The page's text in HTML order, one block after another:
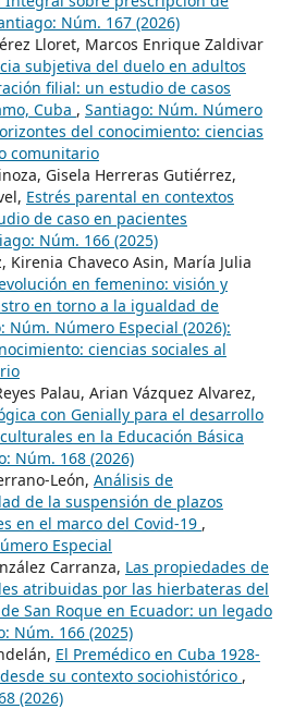
Núm. 167 (2026)
Lloret, Marcos Enrique Zaldivar
subjetiva del duelo en adultos
filial: un estudio de casos
Cuba , Santiago: Núm. Número
del conocimiento: ciencias
comunitario
Gisela Herreras Gutiérrez,
Estrés parental en contextos
de caso en pacientes
Núm. 166 (2025)
Kirenia Chaveco Asin, María Julia
en femenino: visión y
en torno a la igualdad de
Núm. Número Especial (2026):
ciencias sociales al
Palau, Arian Vázquez Alvarez,
con Genially para el desarrollo
en la Educación Básica
Núm. 168 (2026)
León, Análisis de
de la suspensión de plazos
en el marco del Covid-19 ,
Especial
Carranza, Las propiedades de
atribuidas por las hierbateras del
San Roque en Ecuador: un legado
Núm. 166 (2025)
El Premédico en Cuba 1928-
su contexto sociohistórico ,
(2026)